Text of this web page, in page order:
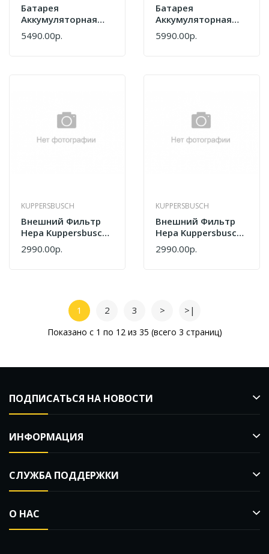
Батарея
Аккумуляторная
Weissgauff B-V12
500 Ora Rosa
5490.00р.
Батарея
Аккумуляторная
Weissgauff B-V12
630 Bronzo Beige
5990.00р.
KUPPERSBUSCH
Внешний Фильтр
Hepa Kuppersbusch
SA113 G
2990.00р.
KUPPERSBUSCH
Внешний Фильтр
Hepa Kuppersbusch
SA118 G
2990.00р.
1 2 3 > >|
Показано с 1 по 12 из 35 (всего 3 страниц)
ПОДПИСАТЬСЯ НА НОВОСТИ
ИНФОРМАЦИЯ
СЛУЖБА ПОДДЕРЖКИ
О НАС